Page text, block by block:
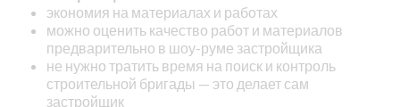
экономия на материалах и работах
можно оценить качество работ и материалов
предварительно в шоу-руме застройщика
не нужно тратить время на поиск и контроль
строительной бригады — это делает сам
застройщик